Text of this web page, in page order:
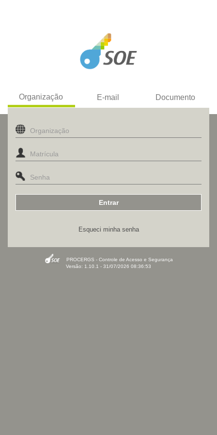
Organização E-mail Documento
Esqueci minha senha
PROCERGS - Controle de Acesso e Segurança
Versão: 1.10.1 - 31/07/2026 08:36:53